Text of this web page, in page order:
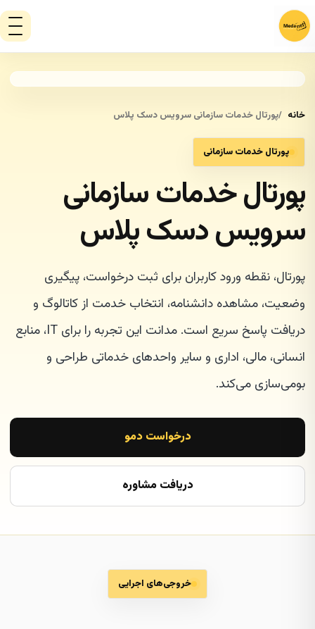
خانه پورتال خدمات سازمانی سرویس دسک پلاس
پورتال خدمات سازمانی
پورتال خدمات سازمانی
سرویس دسک پلاس
پورتال، نقطه ورود کاربران برای ثبت درخواست، پیگیری
وضعیت، مشاهده دانشنامه، انتخاب خدمت از کاتالوگ و
دریافت پاسخ سریع است. مدانت این تجربه را برای IT، منابع
انسانی، مالی، اداری و سایر واحدهای خدماتی طراحی و
بومی‌سازی می‌کند.
درخواست دمو
دریافت مشاوره
خروجی‌های اجرایی